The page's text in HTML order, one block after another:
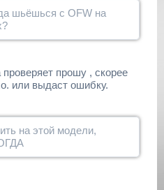
шьёшься с OFW на
прошу , скорее
или выдаст ошибку.
на этой модели,